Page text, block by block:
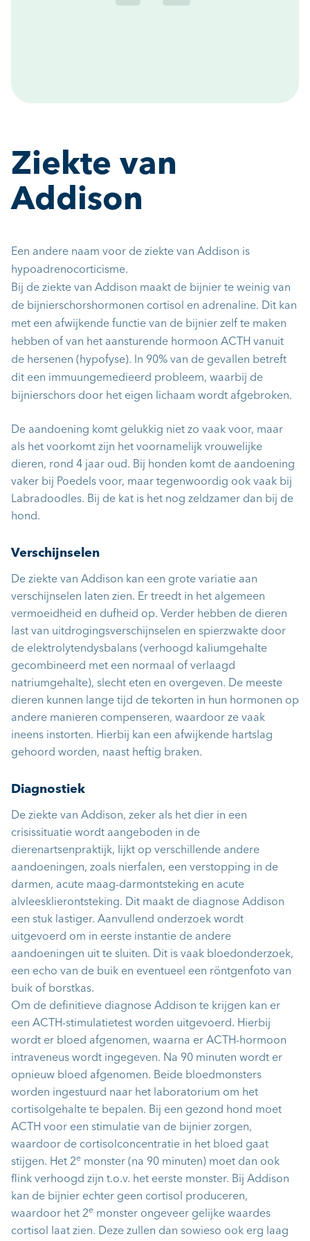
Ziekte van
Addison
Een andere naam voor de ziekte van Addison is
hypoadrenocorticisme.
Bij de ziekte van Addison maakt de bijnier te weinig van
de bijnierschorshormonen cortisol en adrenaline. Dit kan
met een afwijkende functie van de bijnier zelf te maken
hebben of van het aansturende hormoon ACTH vanuit
de hersenen (hypofyse). In 90% van de gevallen betreft
dit een immuungemedieerd probleem, waarbij de
bijnierschors door het eigen lichaam wordt afgebroken.
De aandoening komt gelukkig niet zo vaak voor, maar
als het voorkomt zijn het voornamelijk vrouwelijke
dieren, rond 4 jaar oud. Bij honden komt de aandoening
vaker bij Poedels voor, maar tegenwoordig ook vaak bij
Labradoodles. Bij de kat is het nog zeldzamer dan bij de
hond.
Verschijnselen
De ziekte van Addison kan een grote variatie aan
verschijnselen laten zien. Er treedt in het algemeen
vermoeidheid en dufheid op. Verder hebben de dieren
last van uitdrogingsverschijnselen en spierzwakte door
de elektrolytendysbalans (verhoogd kaliumgehalte
gecombineerd met een normaal of verlaagd
natriumgehalte), slecht eten en overgeven. De meeste
dieren kunnen lange tijd de tekorten in hun hormonen op
andere manieren compenseren, waardoor ze vaak
ineens instorten. Hierbij kan een afwijkende hartslag
gehoord worden, naast heftig braken.
Diagnostiek
De ziekte van Addison, zeker als het dier in een
crisissituatie wordt aangeboden in de
dierenartsenpraktijk, lijkt op verschillende andere
aandoeningen, zoals nierfalen, een verstopping in de
darmen, acute maag-darmontsteking en acute
alvleesklierontsteking. Dit maakt de diagnose Addison
een stuk lastiger. Aanvullend onderzoek wordt
uitgevoerd om in eerste instantie de andere
aandoeningen uit te sluiten. Dit is vaak bloedonderzoek,
een echo van de buik en eventueel een röntgenfoto van
buik of borstkas.
Om de definitieve diagnose Addison te krijgen kan er
een ACTH-stimulatietest worden uitgevoerd. Hierbij
wordt er bloed afgenomen, waarna er ACTH-hormoon
intraveneus wordt ingegeven. Na 90 minuten wordt er
opnieuw bloed afgenomen. Beide bloedmonsters
worden ingestuurd naar het laboratorium om het
cortisolgehalte te bepalen. Bij een gezond hond moet
ACTH voor een stimulatie van de bijnier zorgen,
waardoor de cortisolconcentratie in het bloed gaat
stijgen. Het 2e monster (na 90 minuten) moet dan ook
flink verhoogd zijn t.o.v. het eerste monster. Bij Addison
kan de bijnier echter geen cortisol produceren,
waardoor het 2e monster ongeveer gelijke waardes
cortisol laat zien. Deze zullen dan sowieso ook erg laag